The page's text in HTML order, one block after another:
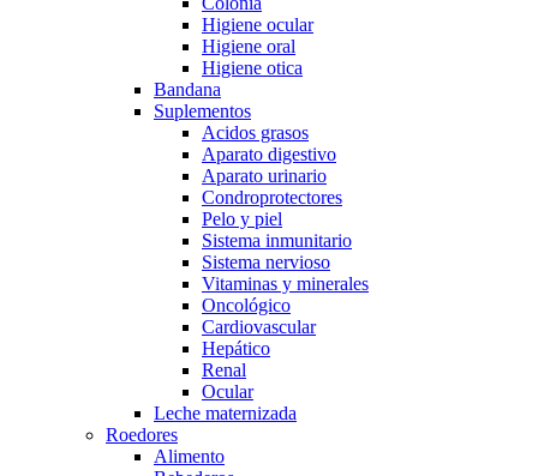
Higiene ocular
Higiene oral
Higiene otica
Bandana
Suplementos
Acidos grasos
Aparato digestivo
Aparato urinario
Condroprotectores
Pelo y piel
Sistema inmunitario
Sistema nervioso
Vitaminas y minerales
Oncológico
Cardiovascular
Hepático
Renal
Ocular
Leche maternizada
Roedores
Alimento